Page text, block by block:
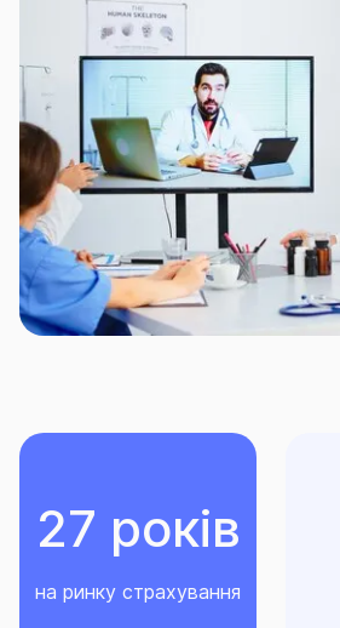
виплата за договором
нещасних випадків
фактом хвороби, втрати
смерті співробітника;
розмір компенсації
саме Ви, як керівник,
чи іншу страхову суму для
співробітників;
Отже, дбайте про здоров’я своїх
про решту подбаємо ми!
27 років
на ринку страхування